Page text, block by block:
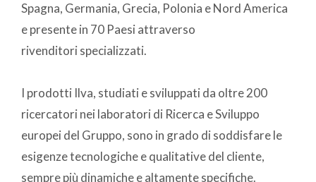
Spagna, Germania, Grecia, Polonia e Nord America
e presente in 70 Paesi attraverso
rivenditori specializzati.
I prodotti Ilva, studiati e sviluppati da oltre 200
ricercatori nei laboratori di Ricerca e Sviluppo
europei del Gruppo, sono in grado di soddisfare le
esigenze tecnologiche e qualitative del cliente,
sempre più dinamiche e altamente specifiche.